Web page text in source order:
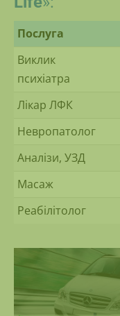
Послуга
Виклик
психіатра
Лікар ЛФК
Невропатолог
Аналізи, УЗД
Масаж
Реабілітолог